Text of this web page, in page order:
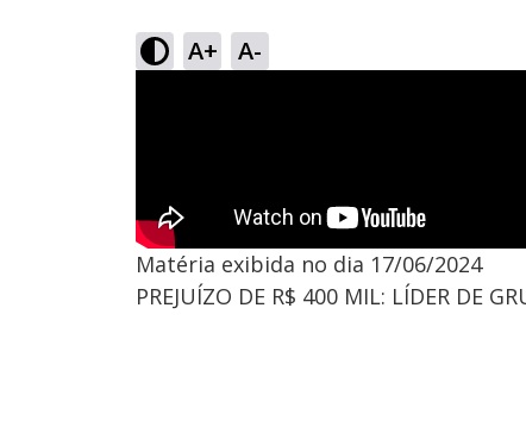
A+ A-
Matéria exibida no dia 17/06/2024
PREJUÍZO DE R$ 400 MIL: LÍDER DE